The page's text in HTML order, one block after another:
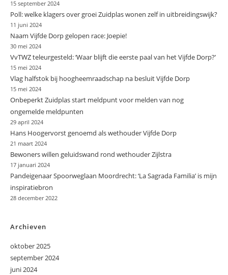
15 september 2024
Poll: welke klagers over groei Zuidplas wonen zelf in uitbreidingswijk?
11 juni 2024
Naam Vijfde Dorp gelopen race: Joepie!
30 mei 2024
VvTWZ teleurgesteld: ‘Waar blijft die eerste paal van het Vijfde Dorp?’
15 mei 2024
Vlag halfstok bij hoogheemraadschap na besluit Vijfde Dorp
15 mei 2024
Onbeperkt Zuidplas start meldpunt voor melden van nog
ongemelde meldpunten
29 april 2024
Hans Hoogervorst genoemd als wethouder Vijfde Dorp
21 maart 2024
Bewoners willen geluidswand rond wethouder Zijlstra
17 januari 2024
Pandeigenaar Spoorweglaan Moordrecht: ‘La Sagrada Familia’ is mijn
inspiratiebron
28 december 2022
Archieven
oktober 2025
september 2024
juni 2024